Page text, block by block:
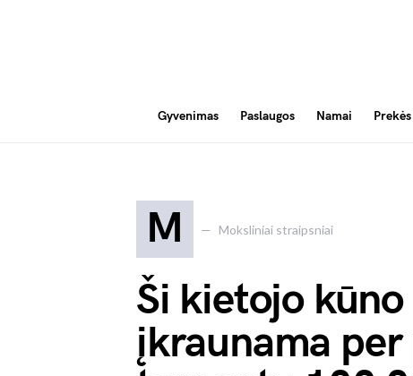
Gyvenimas Paslaugos Namai Prekės
M Moksliniai straipsniai
Ši kietojo
įkraunama